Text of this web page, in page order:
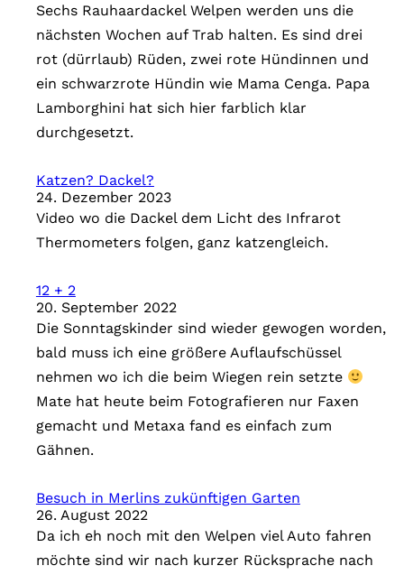
Sechs Rauhaardackel Welpen werden uns die
nächsten Wochen auf Trab halten. Es sind drei
rot (dürrlaub) Rüden, zwei rote Hündinnen und
ein schwarzrote Hündin wie Mama Cenga. Papa
Lamborghini hat sich hier farblich klar
durchgesetzt.
Katzen? Dackel?
24. Dezember 2023
Video wo die Dackel dem Licht des Infrarot
Thermometers folgen, ganz katzengleich.
12 + 2
20. September 2022
Die Sonntagskinder sind wieder gewogen worden,
bald muss ich eine größere Auflaufschüssel
nehmen wo ich die beim Wiegen rein setzte
Mate hat heute beim Fotografieren nur Faxen
gemacht und Metaxa fand es einfach zum
Gähnen.
Besuch in Merlins zukünftigen Garten
26. August 2022
Da ich eh noch mit den Welpen viel Auto fahren
möchte sind wir nach kurzer Rücksprache nach